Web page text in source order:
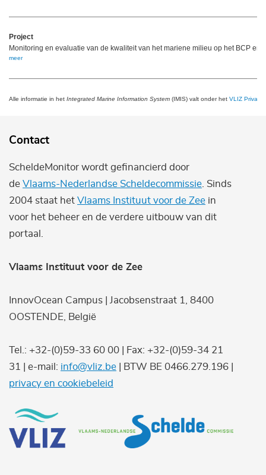
Project
Monitoring en evaluatie van de kwaliteit van het mariene milieu op het BCP en
meer
Alle informatie in het Integrated Marine Information System (IMIS) valt onder het VLIZ Privacy
Contact
ScheldeMonitor wordt gefinancierd door
de Vlaams-Nederlandse Scheldecommissie . Sinds
2004 staat het Vlaams Instituut voor de Zee in
voor het beheer en de verdere uitbouw van dit
portaal.
Vlaams Instituut voor de Zee
InnovOcean Campus | Jacobsenstraat 1, 8400
OOSTENDE, België
Tel.: +32-(0)59-33 60 00 | Fax: +32-(0)59-34 21
31 | e-mail: info@vliz.be | BTW BE 0466.279.196 |
privacy en cookiebeleid